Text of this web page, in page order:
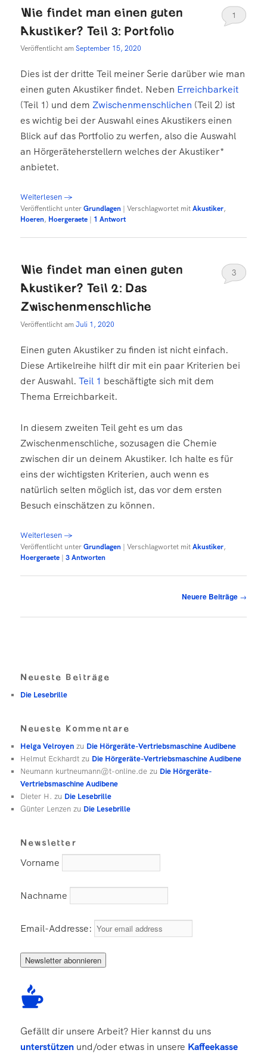
Wie findet man einen guten
Akustiker? Teil 3: Portfolio
Veröffentlicht amSeptember 15, 2020
1
Dies ist der dritte Teil meiner Serie darüber wie man
einen guten Akustiker findet. Neben Erreichbarkeit
(Teil 1) und demZwischenmenschlichen (Teil 2) ist
es wichtig bei der Auswahl eines Akustikers einen
Blick auf das Portfolio zu werfen, also die Auswahl
an Hörgeräteherstellern welches der Akustiker*
anbietet.
Weiterlesen→
Veröffentlicht unterGrundlagen |Verschlagwortet mitAkustiker,
Hoeren, Hoergeraete | 1 Antwort
Wie findet man einen guten
Akustiker? Teil 2: Das
Zwischenmenschliche
Veröffentlicht amJuli 1, 2020
3
Einen guten Akustiker zu finden ist nicht einfach.
Diese Artikelreihe hilft dir mit ein paar Kriterien bei
der Auswahl.Teil 1 beschäftigte sich mit dem
Thema Erreichbarkeit.
In diesem zweiten Teil geht es um das
Zwischenmenschliche, sozusagen die Chemie
zwischen dir un deinem Akustiker. Ich halte es für
eins der wichtigsten Kriterien, auch wenn es
natürlich selten möglich ist, das vor dem ersten
Besuch einschätzen zu können.
Weiterlesen→
Veröffentlicht unterGrundlagen |Verschlagwortet mitAkustiker,
Hoergeraete |3Antworten
Neuere Beiträge →
Neueste Beiträge
Die Lesebrille
Neueste Kommentare
Helga Velroyen zu Die Hörgeräte-Vertriebsmaschine Audibene
Helmut Eckhardt zu Die Hörgeräte-Vertriebsmaschine Audibene
Neumann kurtneumann@t-online.de zu Die Hörgeräte-
Vertriebsmaschine Audibene
Dieter H. zu Die Lesebrille
Günter Lenzen zu Die Lesebrille
Newsletter
Vorname
Nachname
Email-Addresse:
Gefällt dir unsere Arbeit? Hier kannst du uns
unterstützen und/oder etwas in unsere Kaffeekasse